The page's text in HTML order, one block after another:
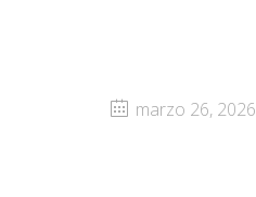
marzo 26, 2026